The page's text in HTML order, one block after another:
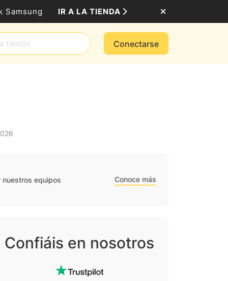
Samsung IR A LA TIENDA
Conectarse
equipos Conoce más
Confiáis en nosotros